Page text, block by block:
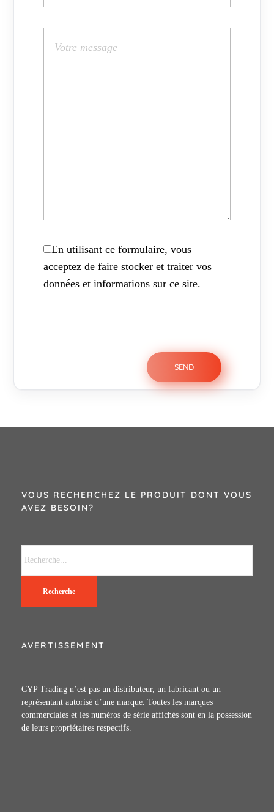
En utilisant ce formulaire, vous
acceptez de faire stocker et traiter vos
données et informations sur ce site.
VOUS RECHERCHEZ LE PRODUIT DONT VOUS
AVEZ BESOIN?
Recherche
AVERTISSEMENT
CYP Trading n’est pas un distributeur, un fabricant ou un
représentant autorisé d’une marque. Toutes les marques
commerciales et les numéros de série affichés sont en la possession
de leurs propriétaires respectifs.